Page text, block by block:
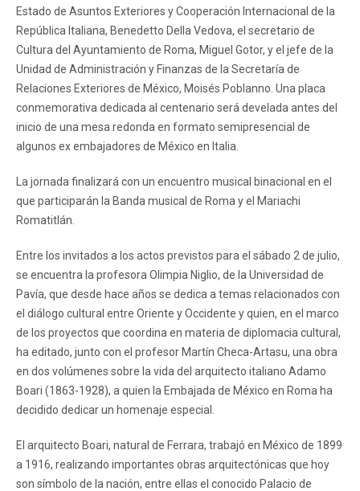
Estado de Asuntos Exteriores y Cooperación Internacional de la
República Italiana, Benedetto Della Vedova, el secretario de
Cultura del Ayuntamiento de Roma, Miguel Gotor, y el jefe de la
Unidad de Administración y Finanzas de la Secretaría de
Relaciones Exteriores de México, Moisés Poblanno. Una placa
conmemorativa dedicada al centenario será develada antes del
inicio de una mesa redonda en formato semipresencial de
algunos ex embajadores de México en Italia.
La jornada finalizará con un encuentro musical binacional en el
que participarán la Banda musical de Roma y el Mariachi
Romatitlán.
Entre los invitados a los actos previstos para el sábado 2 de julio,
se encuentra la profesora Olimpia Niglio, de la Universidad de
Pavía, que desde hace años se dedica a temas relacionados con
el diálogo cultural entre Oriente y Occidente y quien, en el marco
de los proyectos que coordina en materia de diplomacia cultural,
ha editado, junto con el profesor Martín Checa-Artasu, una obra
en dos volúmenes sobre la vida del arquitecto italiano Adamo
Boari (1863-1928), a quien la Embajada de México en Roma ha
decidido dedicar un homenaje especial.
El arquitecto Boari, natural de Ferrara, trabajó en México de 1899
a 1916, realizando importantes obras arquitectónicas que hoy
son símbolo de la nación, entre ellas el conocido Palacio de